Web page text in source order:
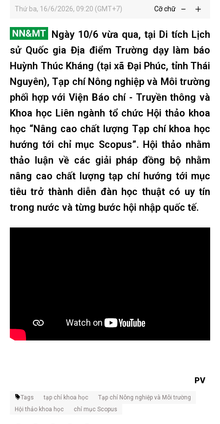
Thứ ba, 16/6/2026, 09:20 (GMT+7) Cỡ chữ
Ngày 10/6 vừa qua, tại Di tích Lịch
sử Quốc gia Địa điểm Trường dạy làm báo
Huỳnh Thúc Kháng (tại xã Đại Phúc, tỉnh Thái
Nguyên), Tạp chí Nông nghiệp và Môi trường
phối hợp với Viện Báo chí - Truyền thông và
Khoa học Liên ngành tổ chức Hội thảo khoa
học “Nâng cao chất lượng Tạp chí khoa học
hướng tới chỉ mục Scopus”. Hội thảo nhằm
thảo luận về các giải pháp đồng bộ nhằm
nâng cao chất lượng tạp chí hướng tới mục
tiêu trở thành diễn đàn học thuật có uy tín
trong nước và từng bước hội nhập quốc tế.
PV
Tags tạp chí khoa học
Tạp chí Nông nghiệp và Môi trường
Hội thảo khoa học
chỉ mục Scopus